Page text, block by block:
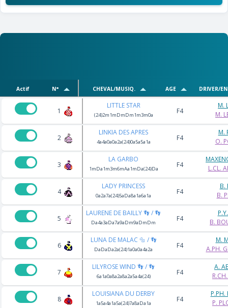
Actif N° CHEVAL/MUSIQ. AGE DRIVER/
1
LITTLE STAR
(24)2m1mDmDm1m3m0a F4
M.
M.
2
LINKIA DES APRES
4a4a0a0a2a(24)0a5a5a1a F4
M.
O.
3
LA GARBO
1mDa1m3m6mAa1mDa(24)Da F4
L.CL.
4
LADY PRINCESS
0a2a7a(24)5aDa8a1a6a1a F4
B.
B.
5
LAURENE DE BAILLY 👣 / 👣
Da4a3aDa7a9aDm9aDmDm F4
B.
6
LUNA DE MALAC 🔩 / 👣
DaDaDa2a(24)1a0a0a4a2a F4
M.
A.PH.
7
LILYROSE WIND 👣 / 👣
6a1a0a8a2a8a2a5a4a(24) F4
A.
8
LOUISIANA DU DERBY
1a5a4a1a5a(24)7a8aDa1a F4
P.PH.
P.